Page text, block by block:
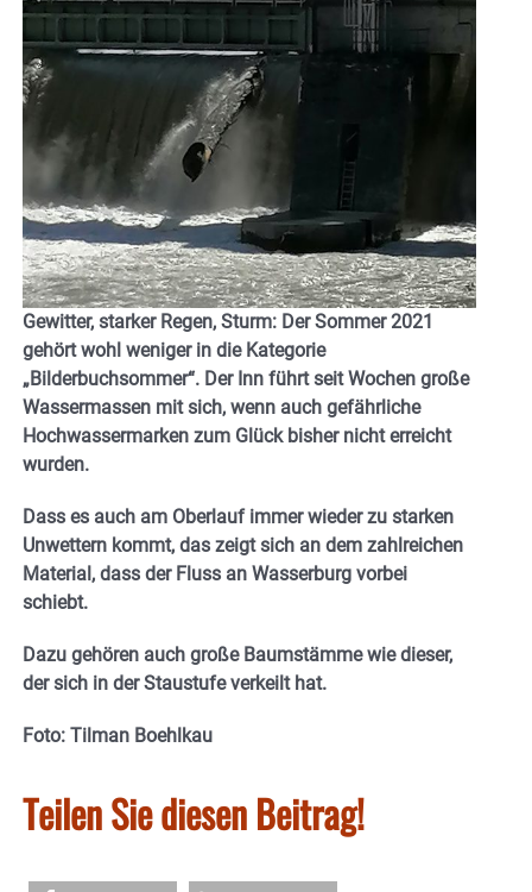
Gewitter, starker Regen, Sturm: Der Sommer 2021
gehört wohl weniger in die Kategorie
„Bilderbuchsommer“. Der Inn führt seit Wochen große
Wassermassen mit sich, wenn auch gefährliche
Hochwassermarken zum Glück bisher nicht erreicht
wurden.
Dass es auch am Oberlauf immer wieder zu starken
Unwettern kommt, das zeigt sich an dem zahlreichen
Material, dass der Fluss an Wasserburg vorbei
schiebt.
Dazu gehören auch große Baumstämme wie dieser,
der sich in der Staustufe verkeilt hat.
Foto: Tilman Boehlkau
Teilen Sie diesen Beitrag!